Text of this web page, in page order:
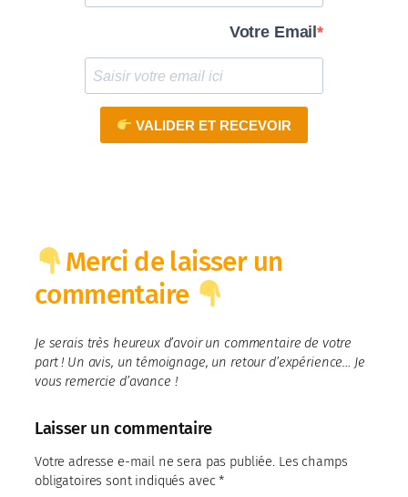
Votre Email
VALIDER ET RECEVOIR
Merci de laisser un
commentaire
Je serais très heureux d’avoir un commentaire de votre
part ! Un avis, un témoignage, un retour d’expérience… Je
vous remercie d’avance !
Laisser un commentaire
Votre adresse e-mail ne sera pas publiée. Les champs
obligatoires sont indiqués avec*